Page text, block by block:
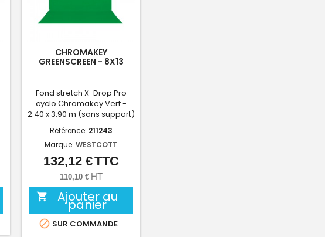
CHROMAKEY
GREENSCREEN - 8X13
Fond stretch X-Drop Pro
cyclo Chromakey Vert -
2.40 x 3.90 m (sans support)
Référence: 211243
Marque: WESTCOTT
Prix
132,12 €TTC
110,10 € HT
 Ajouter au
panier
 SUR COMMANDE